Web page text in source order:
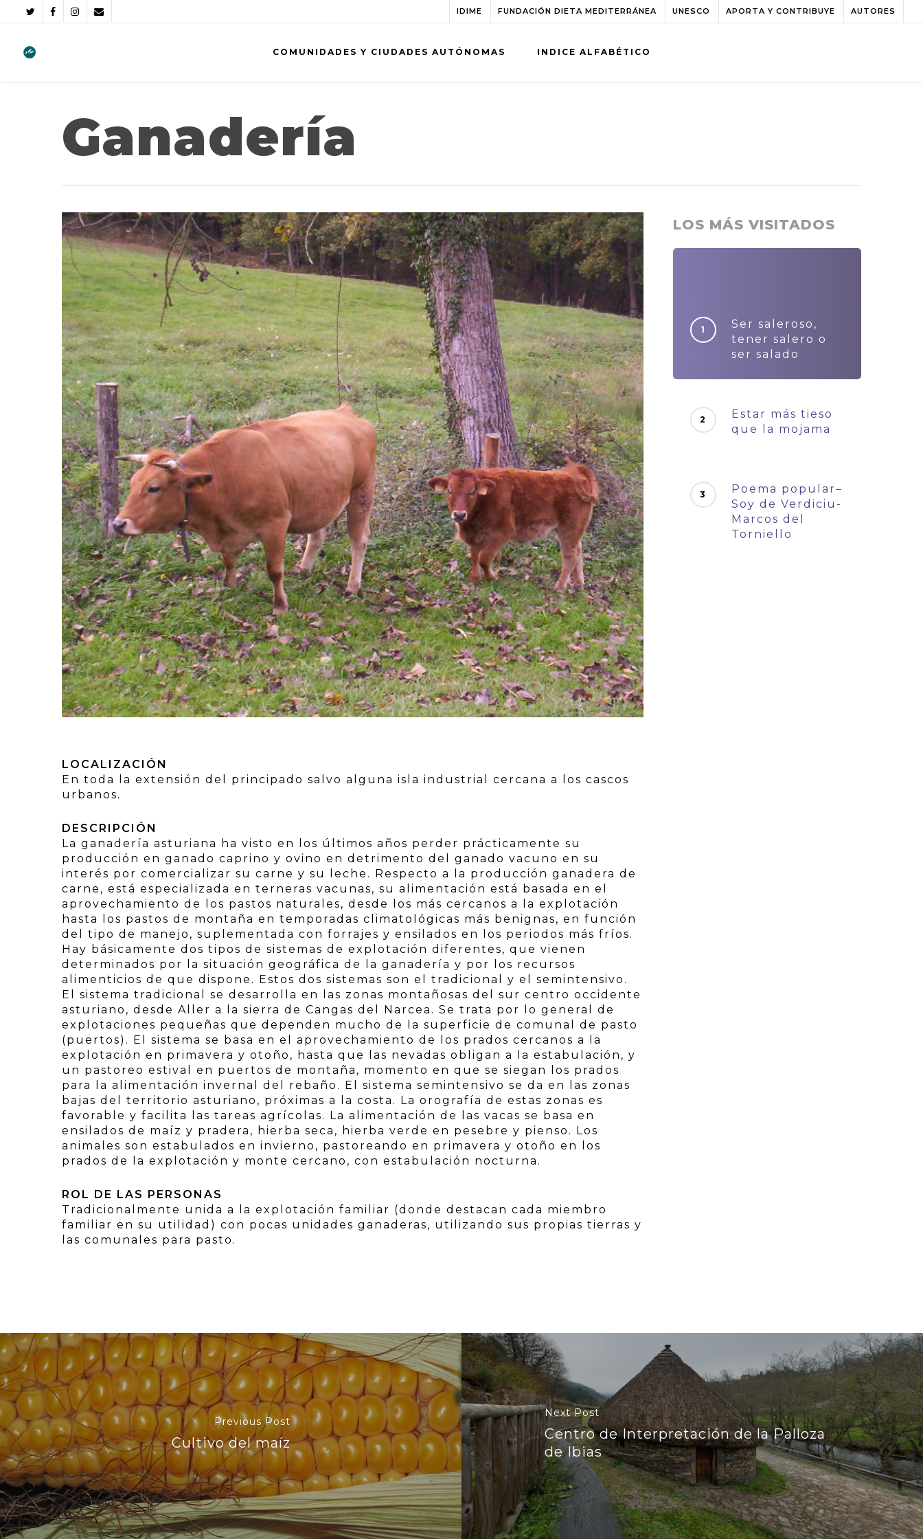
IDIME FUNDACIÓN DIETA MEDITERRÁNEA UNESCO APORTA Y CONTRIBUYE AUTORES
COMUNIDADES Y CIUDADES AUTÓNOMAS INDICE ALFABÉTICO
Ganadería
LOCALIZACIÓN
En toda la extensión del principado salvo alguna isla industrial cercana a los cascos
urbanos.
DESCRIPCIÓN
La ganadería asturiana ha visto en los últimos años perder prácticamente su
producción en ganado caprino y ovino en detrimento del ganado vacuno en su
interés por comercializar su carne y su leche. Respecto a la producción ganadera de
carne, está especializada en terneras vacunas, su alimentación está basada en el
aprovechamiento de los pastos naturales, desde los más cercanos a la explotación
hasta los pastos de montaña en temporadas climatológicas más benignas, en función
del tipo de manejo, suplementada con forrajes y ensilados en los periodos más fríos.
Hay básicamente dos tipos de sistemas de explotación diferentes, que vienen
determinados por la situación geográfica de la ganadería y por los recursos
alimenticios de que dispone. Estos dos sistemas son el tradicional y el semintensivo.
El sistema tradicional se desarrolla en las zonas montañosas del sur centro occidente
asturiano, desde Aller a la sierra de Cangas del Narcea. Se trata por lo general de
explotaciones pequeñas que dependen mucho de la superficie de comunal de pasto
(puertos). El sistema se basa en el aprovechamiento de los prados cercanos a la
explotación en primavera y otoño, hasta que las nevadas obligan a la estabulación, y
un pastoreo estival en puertos de montaña, momento en que se siegan los prados
para la alimentación invernal del rebaño. El sistema semintensivo se da en las zonas
bajas del territorio asturiano, próximas a la costa. La orografía de estas zonas es
favorable y facilita las tareas agrícolas. La alimentación de las vacas se basa en
ensilados de maíz y pradera, hierba seca, hierba verde en pesebre y pienso. Los
animales son estabulados en invierno, pastoreando en primavera y otoño en los
prados de la explotación y monte cercano, con estabulación nocturna.
ROL DE LAS PERSONAS
Tradicionalmente unida a la explotación familiar (donde destacan cada miembro
familiar en su utilidad) con pocas unidades ganaderas, utilizando sus propias tierras y
las comunales para pasto.
LOS MÁS VISITADOS
Ser saleroso,
tener salero o
ser salado
Estar más tieso
que la mojama
Poema popular–
Soy de Verdiciu-
Marcos del
Torniello
Previous Post
Cultivo del maíz
Next Post
Centro de Interpretación de la Palloza
de Ibias